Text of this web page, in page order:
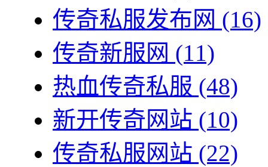
传奇私服发布网 (16)
传奇新服网 (11)
热血传奇私服 (48)
新开传奇网站 (10)
传奇私服网站 (22)